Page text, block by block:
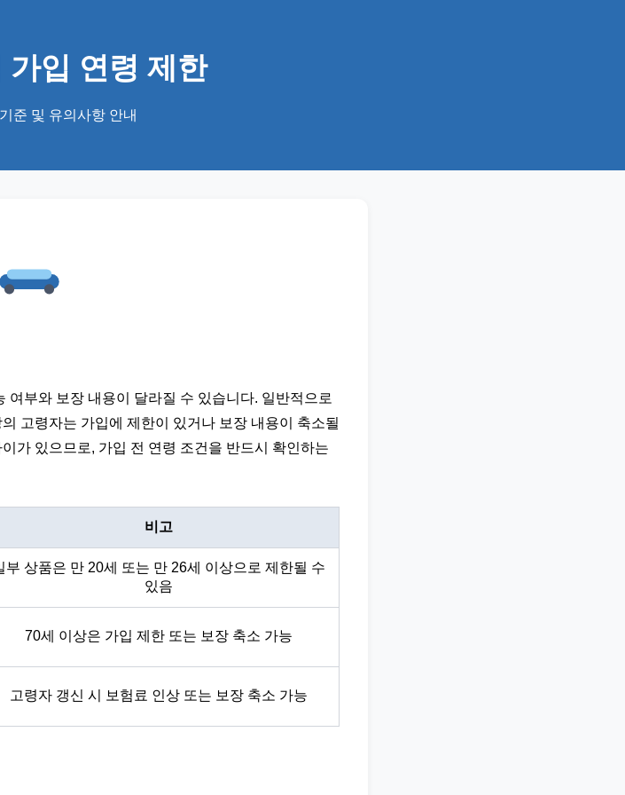
가입 연령 제한
준 및 유의사항 안내
부와 보장 내용이 달라질 수 있습니다. 일반적으로
고령자는 가입에 제한이 있거나 보장 내용이 축소될
가 있으므로, 가입 전 연령 조건을 반드시 확인하는
비고
부 상품은 만 20세 또는 만 26세 이상으로 제한될 수
있음
70세 이상은 가입 제한 또는 보장 축소 가능
고령자 갱신 시 보험료 인상 또는 보장 축소 가능